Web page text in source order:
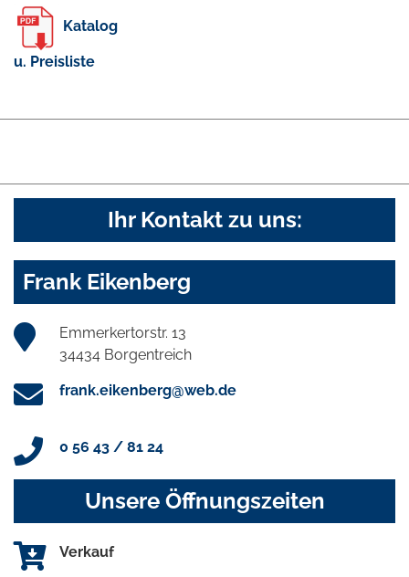
Katalog
u. Preisliste
Ihr Kontakt zu uns:
Frank Eikenberg
Emmerkertorstr. 13
34434 Borgentreich
frank.eikenberg@web.de
0 56 43 / 81 24
Unsere Öffnungszeiten
Verkauf